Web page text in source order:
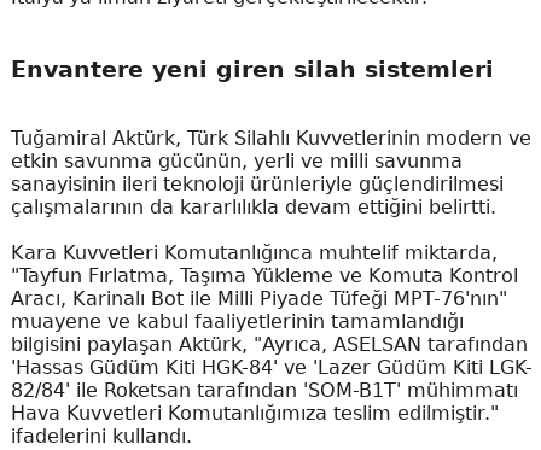
Envantere yeni giren silah sistemleri
Tuğamiral Aktürk, Türk Silahlı Kuvvetlerinin modern ve
etkin savunma gücünün, yerli ve milli savunma
sanayisinin ileri teknoloji ürünleriyle güçlendirilmesi
çalışmalarının da kararlılıkla devam ettiğini belirtti.
Kara Kuvvetleri Komutanlığınca muhtelif miktarda,
"Tayfun Fırlatma, Taşıma Yükleme ve Komuta Kontrol
Aracı, Karinalı Bot ile Milli Piyade Tüfeği MPT-76'nın"
muayene ve kabul faaliyetlerinin tamamlandığı
bilgisini paylaşan Aktürk, "Ayrıca, ASELSAN tarafından
'Hassas Güdüm Kiti HGK-84' ve 'Lazer Güdüm Kiti LGK-
82/84' ile Roketsan tarafından 'SOM-B1T' mühimmatı
Hava Kuvvetleri Komutanlığımıza teslim edilmiştir."
ifadelerini kullandı.